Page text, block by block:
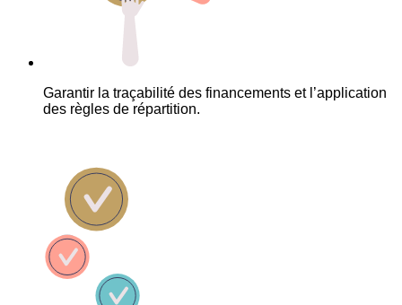
Garantir la traçabilité des financements et l’application
des règles de répartition.